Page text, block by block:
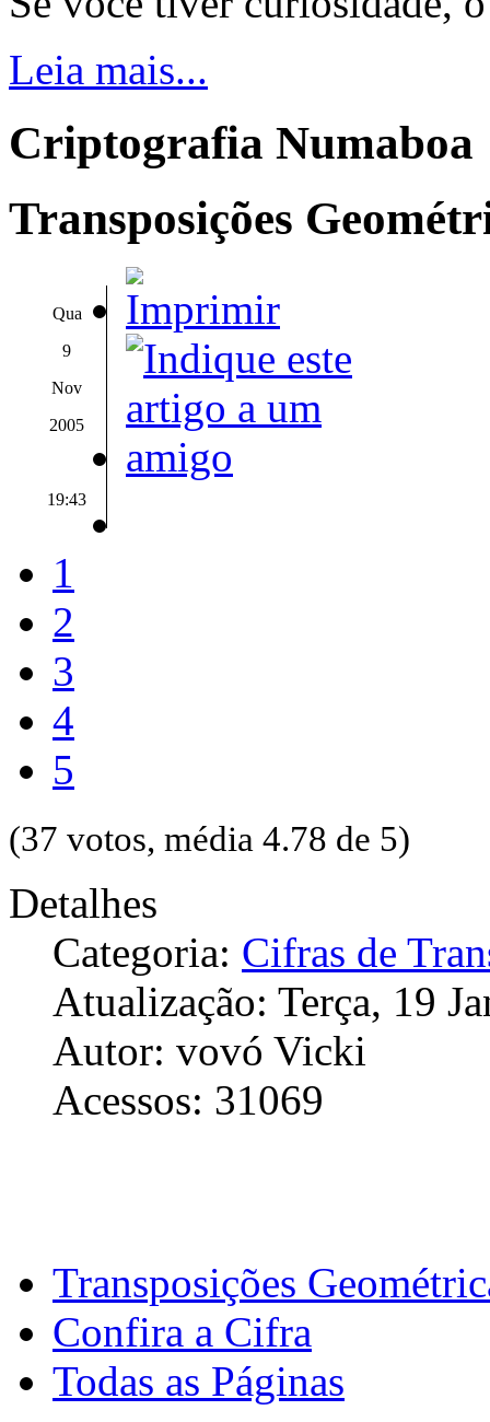
Leia mais...
Criptografia Numaboa
Transposições
Qua
9
Nov
2005
19:43
1
2
3
4
5
(37 votos, média 4.78 de 5)
Detalhes
Categoria: Cifras de
Atualização: Terça, 19
Autor: vovó Vicki
Acessos: 31069
Transposições
Confira a Cifra
Todas as Páginas